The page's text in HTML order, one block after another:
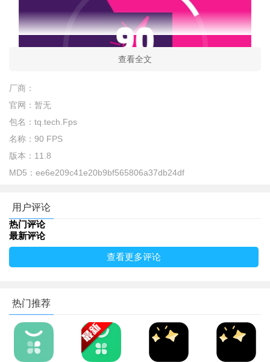
90fps使用教程
式；
查看全文
厂商：
官网： 暂无
包名： tq.tech.Fps
名称： 90 FPS
版本： 11.8
MD5： ee6e209c41e20b9bf565806a37db24df
用户评论
热门评论
最新评论
查看更多评论
热门推荐